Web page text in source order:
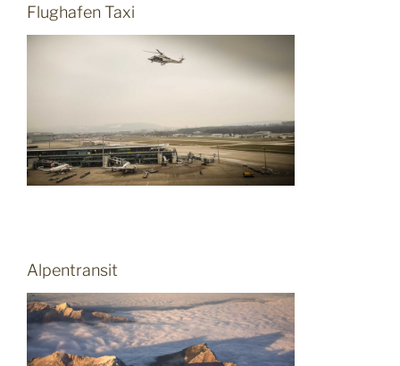
Flughafen Taxi
Alpentransit